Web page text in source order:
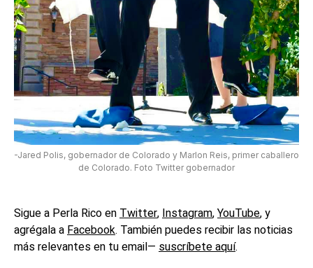
-Jared Polis, gobernador de Colorado y Marlon Reis, primer caballero
de Colorado. Foto Twitter gobernador
Sigue a Perla Rico enTwitter,Instagram,YouTube, y
agrégala aFacebook. También puedes recibir las noticias
más relevantes en tu email— suscríbete aquí.